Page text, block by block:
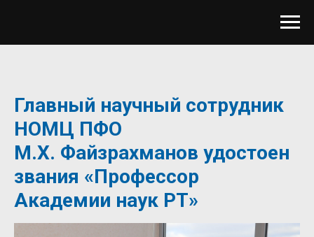
Главный научный сотрудник
НОМЦ ПФО
М.Х. Файзрахманов удостоен
звания «Профессор
Академии наук РТ»